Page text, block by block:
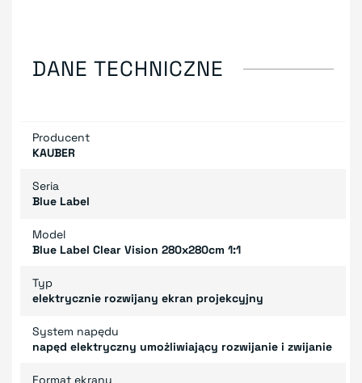
DANE TECHNICZNE
Producent
KAUBER
Seria
Blue Label
Model
Blue Label Clear Vision 280x280cm 1:1
Typ
elektrycznie rozwijany ekran projekcyjny
System napędu
napęd elektryczny umożliwiający rozwijanie i zwijanie
Format ekranu